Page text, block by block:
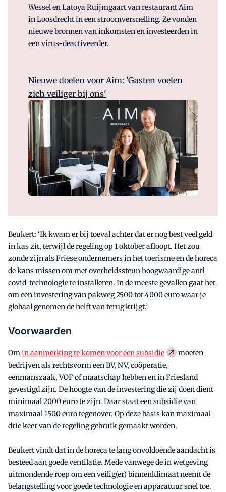
Wessel en Latoya Ruijmgaart van restaurant Aim
in Loosdrecht in een stroomversnelling. Ze vonden
nieuwe bronnen van inkomsten en investeerden in
een virus-deactiveerder.
Nieuwe doelen voor Aim: 'Gasten voelen
zich veiliger bij ons'
Beukert: ‘Ik kwam er bij toeval achter dat er nog best veel geld
in kas zit, terwijl de regeling op 1 oktober afloopt. Het zou
zonde zijn als Friese ondernemers in het toerisme en de horeca
de kans missen om met overheidssteun hoogwaardige anti-
covid-technologie te installeren. In de meeste gevallen gaat het
om een investering van pakweg 2500 tot 4000 euro waar je
globaal genomen de helft van terug krijgt.’
Voorwaarden
Omin aanmerking te komen voor een subsidie
moeten
bedrijven als rechtsvorm een BV, NV, coöperatie,
eenmanszaak, VOF of maatschap hebben en in Friesland
gevestigd zijn. De hoogte van de investering die zij doen dient
minimaal 2000 euro te zijn. Daar staat een subsidie van
maximaal 1500 euro tegenover. Op deze basis kan maximaal
drie keer van de regeling gebruik gemaakt worden.
Beukert vindt dat in de horeca te lang onvoldoende aandacht is
besteed aan goede ventilatie. Mede vanwege de in wetgeving
uitmondende roep om een veilig(er) binnenklimaat neemt de
belangstelling voor goede technologie en apparatuur snel toe.